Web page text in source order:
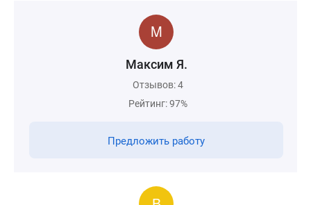
Maксим Я.
Отзывов: 4
Рейтинг: 97%
Предложить работу